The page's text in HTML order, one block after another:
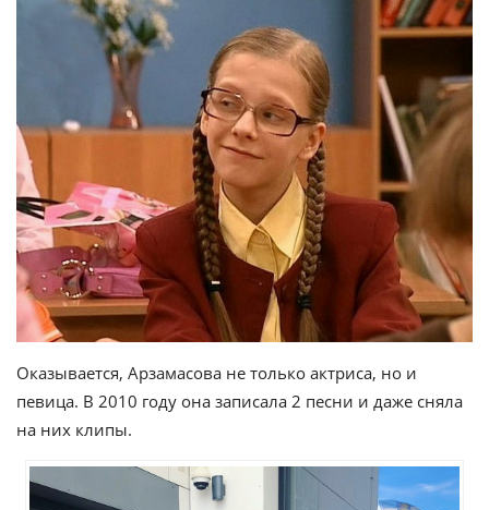
Оказывается, Арзамасова не только актриса, но и
певица. В 2010 году она записала 2 песни и даже сняла
на них клипы.